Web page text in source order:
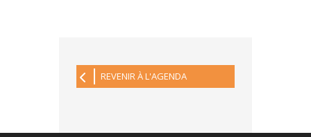
REVENIR À L'AGENDA